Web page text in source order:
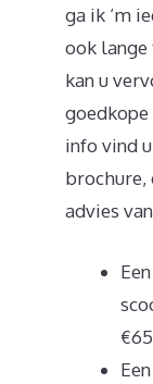
ga ik ‘m
ook lange
kan u
info vind
brochure,
advies